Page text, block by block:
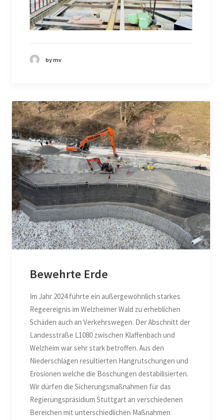
by mv
Bewehrte Erde
Im Jahr 2024 führte ein außergewöhnlich starkes
Regeereignis im Welzheimer Wald zu erheblichen
Schäden auch an Verkehrswegen. Der Abschnitt der
Landesstraße L1080 zwischen Klaffenbach und
Welzheim war sehr stark betroffen. Aus den
Niederschlägen resultierten Hangrutschungen und
Erosionen welche die Böschungen destabilisierten.
Wir dürfen die Sicherungsmaßnahmen für das
Regierungspräsidium Stuttgart an verschiedenen
Bereichen mit unterschiedlichen Maßnahmen